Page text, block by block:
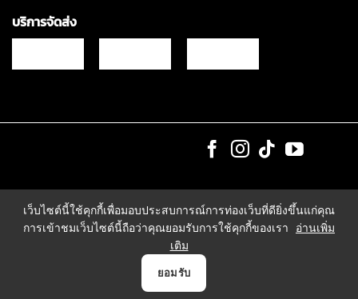
บริการจัดส่ง
เว็บไซต์นี้ใช้คุกกี้เพื่อมอบประสบการณ์การท่องเว็บที่ดียิ่งขึ้นแก่คุณ
การเข้าชมเว็บไซต์นี้ถือว่าคุณยอมรับการใช้คุกกี้ของเรา
อ่านเพิ่ม
เติม
ยอมรับ